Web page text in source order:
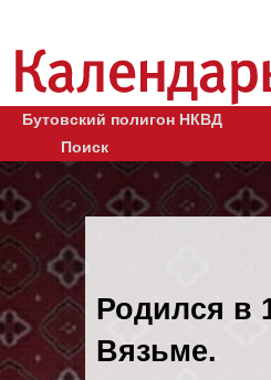
Бутовский полигон НКВД
Поиск
Родился в
Вязьме.